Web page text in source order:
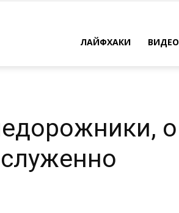
ЛАЙФХАКИ ВИДЕО
о